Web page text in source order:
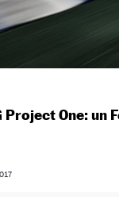
Project One: un